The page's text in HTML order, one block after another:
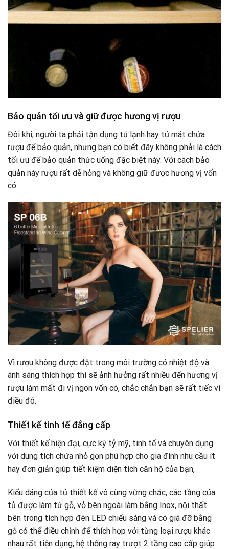
Bảo quản tối ưu và giữ được hương vị rượu
Đôi khi, người ta phải tận dụng tủ lạnh hay tủ mát chứa
rượu để bảo quản, nhưng bạn có biết đây không phải là cách
tối ưu để bảo quản thức uống đặc biệt này. Với cách bảo
quản này rượu rất dễ hỏng và không giữ được hương vị vốn
có.
Vì rượu không được đặt trong môi trường có nhiệt độ và
ánh sáng thích hợp thì sẽ ảnh hưởng rất nhiều đến hương vị
rượu làm mất đi vị ngon vốn có, chắc chắn bạn sẽ rất tiếc vì
điều đó.
Thiết kế tinh tế đẳng cấp
Với thiết kế hiện đại, cực kỳ tỷ mỹ, tinh tế và chuyên dụng
với dung tích chứa nhỏ gọn phù hợp cho gia đình nhu cầu ít
hay đơn giản giúp tiết kiệm diện tích căn hộ của bạn,
Kiểu dáng của tủ thiết kế vô cùng vững chắc, các tầng của
tủ được làm từ gỗ, vỏ bên ngoài làm bằng Inox, nội thất
bên trong tích hợp đèn LED chiếu sáng và có giá đỡ bằng
gỗ có thể điều chỉnh để thích hợp với từng loại rượu khác
nhau rất tiện dụng, hệ thống ray trượt 2 tầng cao cấp giúp